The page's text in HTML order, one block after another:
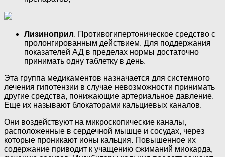
Лизиноприл. Противогипертоническое средство с
пролонгированным действием. Для поддержания
показателей АД в пределах нормы достаточно
принимать одну таблетку в день.
Эта группа медикаментов назначается для системного
лечения гипотензии в случае невозможности принимать
другие средства, понижающие артериальное давление.
Еще их называют блокаторами кальциевых каналов.
Они воздействуют на микроскопические каналы,
расположенные в сердечной мышце и сосудах, через
которые проникают ионы кальция. Повышенное их
содержание приводит к учащению сжиманий миокарда,